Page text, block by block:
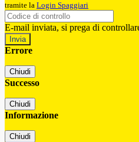
tramite la Login Spaggiari
E-mail inviata, si prega di
Errore
Chiudi
Successo
Chiudi
Informazione
Chiudi